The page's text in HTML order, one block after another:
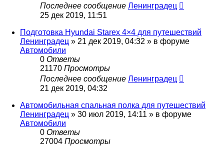
Последнее сообщение Ленинградец
25 дек 2019, 11:51
Подготовка Hyundai Starex 4×4 для путешествий
Ленинградец » 21 дек 2019, 04:32 » в форуме
Автомобили
0 Ответы
21170 Просмотры
Последнее сообщение Ленинградец
21 дек 2019, 04:32
Автомобильная спальная полка для путешествий
Ленинградец » 30 июл 2019, 14:11 » в форуме
Автомобили
0 Ответы
27004 Просмотры